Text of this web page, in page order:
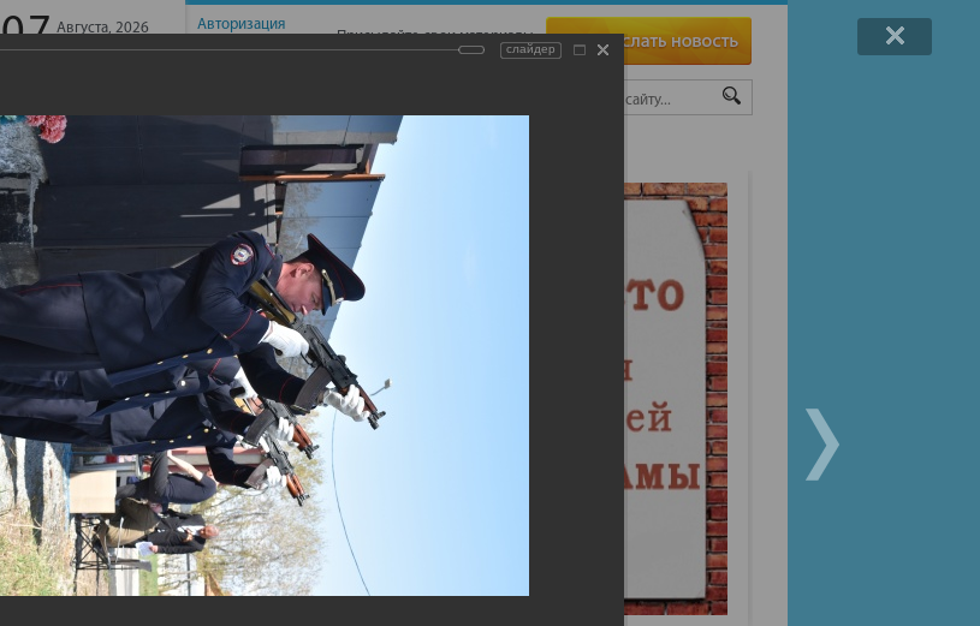
07Августа, 2026
Пятница
Авторизация
Регистрация
Присылайте свои материалы
ИНТЕРВЬЮ ФОТОГАЛЕРЕЯ КОНТАКТЫ
слайдер